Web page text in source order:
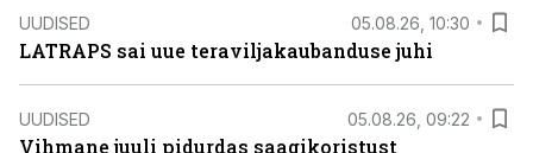
UUDISED 05.08.26, 10:30
LATRAPS sai uue teraviljakaubanduse juhi
UUDISED 05.08.26, 09:22
Vihmane juuli pidurdas saagikoristust